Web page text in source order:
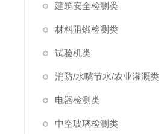
建筑安全检测类
材料阻燃检测类
试验机类
消防/水嘴节水/农业灌溉类
电器检测类
中空玻璃检测类